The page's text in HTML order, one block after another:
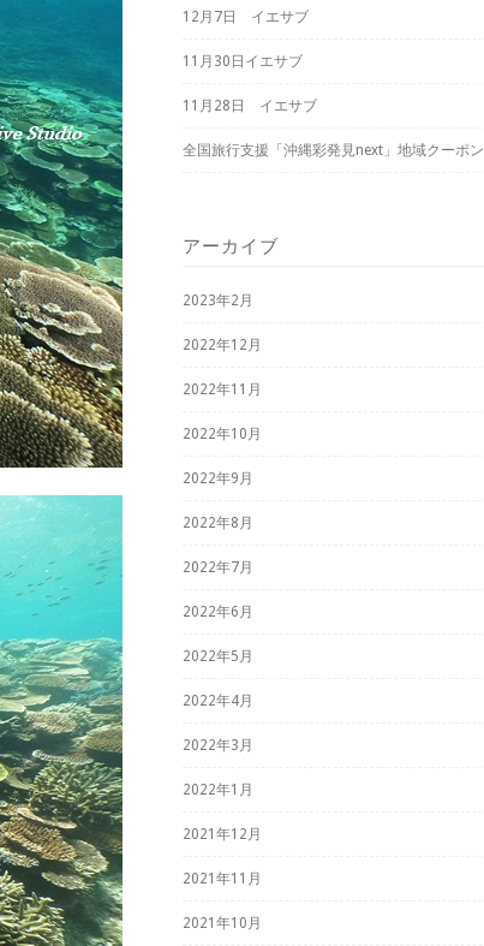
12月7日 イエサブ
11月30日イエサブ
11月28日 イエサブ
全国旅行支援「沖縄彩発見next」地域クーポン
アーカイブ
2023年2月
2022年12月
2022年11月
2022年10月
2022年9月
2022年8月
2022年7月
2022年6月
2022年5月
2022年4月
2022年3月
2022年1月
2021年12月
2021年11月
2021年10月